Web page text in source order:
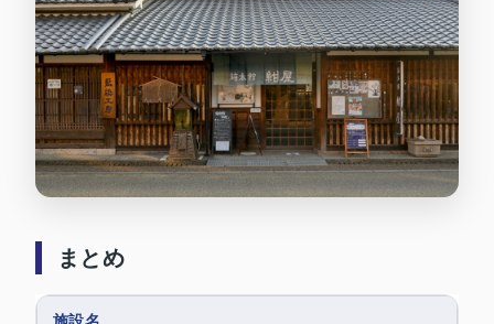
まとめ